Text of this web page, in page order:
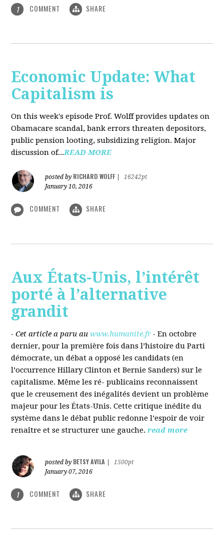
1 COMMENT SHARE
Economic Update: What
Capitalism is
On this week's episode Prof. Wolff provides updates on
Obamacare scandal, bank errors threaten depositors,
public pension looting, subsidizing religion. Major
discussion of...READ MORE
posted by RICHARD WOLFF
16242pt
January 10, 2016
COMMENT SHARE
Aux États-Unis, l’intérêt
porté à l’alternative
grandit
- Cet article a paru au www.humanite.fr - En octobre
dernier, pour la première fois dans l’histoire du Parti
démocrate, un débat a opposé les candidats (en
l’occurrence Hillary Clinton et Bernie Sanders) sur le
capitalisme. Même les ré- publicains reconnaissent
que le creusement des inégalités devient un problème
majeur pour les États-Unis. Cette critique inédite du
système dans le débat public redonne l’espoir de voir
renaître et se structurer une gauche. read more
posted by BETSY AVILA
1500pt
January 07, 2016
1 COMMENT SHARE